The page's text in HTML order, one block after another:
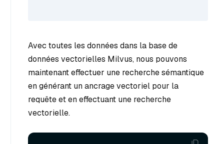
Avec toutes les données dans la base de
données vectorielles Milvus, nous pouvons
maintenant effectuer une recherche sémantique
en générant un ancrage vectoriel pour la
requête et en effectuant une recherche
vectorielle.